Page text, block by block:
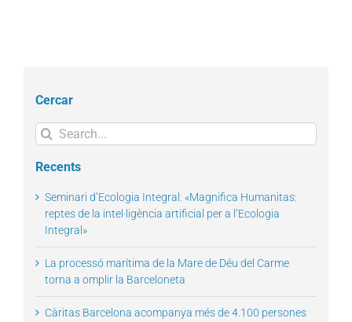
Cercar
Search
for:
Recents
Seminari d’Ecologia Integral: «Magnifica Humanitas:
reptes de la intel·ligència artificial per a l’Ecologia
Integral»
La processó marítima de la Mare de Déu del Carme
torna a omplir la Barceloneta
Càritas Barcelona acompanya més de 4.100 persones